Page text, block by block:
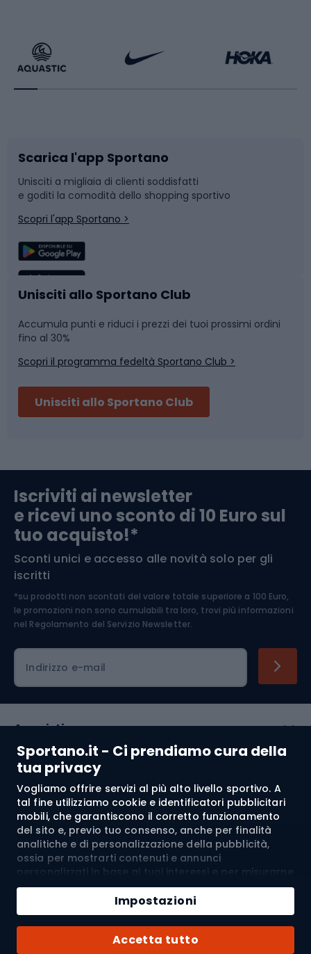
Sportano.it - Ci prendiamo cura della
tua privacy
Vogliamo offrire servizi al più alto livello sportivo. A
tal fine utilizziamo cookie e identificatori pubblicitari
mobili, che garantiscono il corretto funzionamento
del sito e, previo tuo consenso, anche per finalità
analitiche e di personalizzazione della pubblicità,
ossia per mostrarti contenuti e annunci
personalizzati in base ai tuoi interessi e per misurarne
l’efficacia. I cookie e gli identificatori pubblicitari
mobili possono essere utilizzati sia per attività
pubblicitarie personalizzate sia non personalizzate, a
seconda dei consensi da te espressi. Se clicchi su
“Accetta tutto”, acconsenti al trattamento dei tuoi
Accetta tutto
Impostazioni
Quantità
Aggiungi al carrello
Acquista con
Bikepacking
Bushcraft
Corsa
Sport di squadra
Caschi da ciclismo
Skitouring
Abbigliamento da escursionismo
Sport con le racchette
Slitte e slittini
Snowboard
Camminata nordica
Nuoto
Pattinaggio
Componenti per biciclette
Arrampicata
Medicina dello sport
Abbigliamento ciclistico
Scarica l'app Sportano
Unisciti a migliaia di clienti soddisfatti
e goditi la comodità dello shopping sportivo
Scopri l'app Sportano >
Unisciti allo Sportano Club
Accumula punti e riduci i prezzi dei tuoi prossimi ordini
fino al 30%
Scopri il programma fedeltà Sportano Club >
Unisciti allo Sportano Club
Iscriviti ai newsletter
e ricevi uno sconto di 10 Euro sul
tuo acquisto!*
Sconti unici e accesso alle novità solo per gli
iscritti
*su prodotti non scontati del valore totale superiore a 100 Euro,
le promozioni non sono cumulabili tra loro, trovi più informazioni
nel Regolamento del Servizio Newsletter.
Indirizzo e-mail
Acquisti
Servizio clienti
Regolamento
Chi siamo
© 2026 Sportano